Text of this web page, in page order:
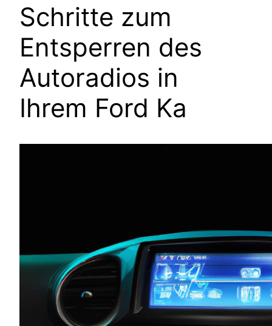
Schritte zum
Entsperren des
Autoradios in
Ihrem Ford Ka